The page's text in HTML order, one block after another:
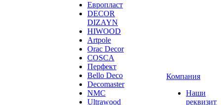
Европласт
DECOR
DIZAYN
HIWOOD
Artpole
Orac Decor
COSCA
Перфект
Bello Deco
Decomaster
NMС
Ultrawood
Компания
Наши